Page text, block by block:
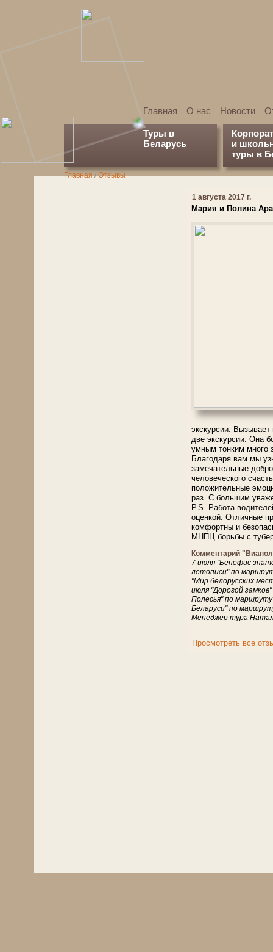
Главная О нас Новости
Туры в
Беларусь
и
туры в
Главная/Отзывы
1 августа 2017 г.
Мария и Полина
экскурсии.
две экскурсии. Она
умным тонким много
Благодаря вам мы
замечательные
человеческого
положительные
раз. С большим
P.S. Работа
оценкой. Отличные
комфортны и
МНПЦ борьбы с
Комментарий
7 июля "Бенефис
летописи" по
"Мир белорусских
июля "Дорогой
Полесья" по
Беларуси" по
Менеджер тура
Просмотреть все